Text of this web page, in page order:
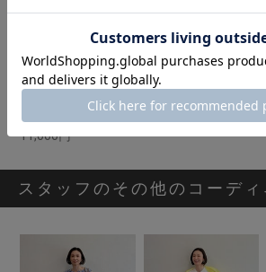
11,000円
スタッフのその他のコーディ